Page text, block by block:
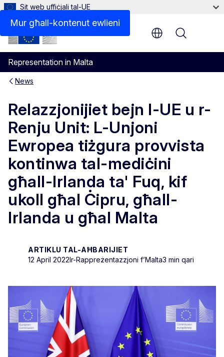
Mur għall-kontenut ewlieni
Sit web uffiċjali tal-UE
Representation in Malta
Menu
News
Relazzjonijiet bejn l-UE u r-
Renju Unit: L-Unjoni
Ewropea tiżgura provvista
kontinwa tal-mediċini
għall-Irlanda ta' Fuq, kif
ukoll għal Ċipru, għall-
Irlanda u għal Malta
ARTIKLU TAL-AĦBARIJIET
12 April 2022Ir-Rappreżentazzjoni f’Malta3 min qari